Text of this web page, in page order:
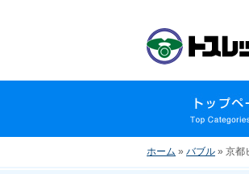
ホーム » バブル » 京都